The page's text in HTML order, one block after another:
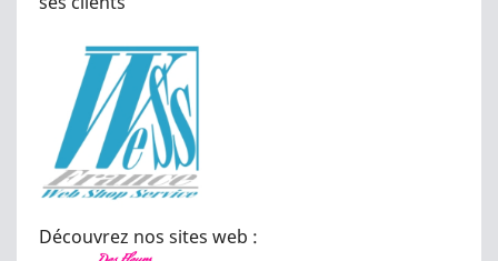
Découvrez nos sites web :